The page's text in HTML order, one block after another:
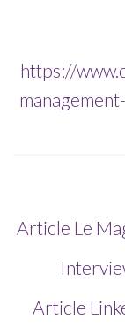
https://
Article Le
Article